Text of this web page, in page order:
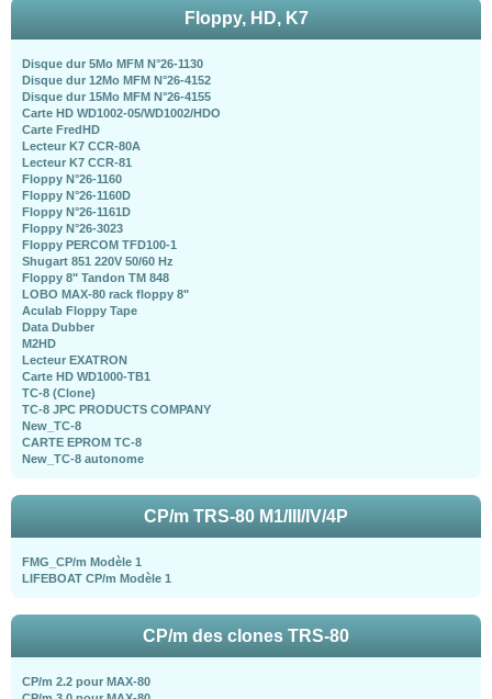
Floppy, HD, K7
Disque dur 5Mo MFM N°26-1130
Disque dur 12Mo MFM N°26-4152
Disque dur 15Mo MFM N°26-4155
Carte HD WD1002-05/WD1002/HDO
Carte FredHD
Lecteur K7 CCR-80A
Lecteur K7 CCR-81
Floppy N°26-1160
Floppy N°26-1160D
Floppy N°26-1161D
Floppy N°26-3023
Floppy PERCOM TFD100-1
Shugart 851 220V 50/60 Hz
Floppy 8" Tandon TM 848
LOBO MAX-80 rack floppy 8"
Aculab Floppy Tape
Data Dubber
M2HD
Lecteur EXATRON
Carte HD WD1000-TB1
TC-8 (Clone)
TC-8 JPC PRODUCTS COMPANY
New_TC-8
CARTE EPROM TC-8
New_TC-8 autonome
CP/m TRS-80 M1/III/IV/4P
FMG_CP/m Modèle 1
LIFEBOAT CP/m Modèle 1
CP/m des clones TRS-80
CP/m 2.2 pour MAX-80